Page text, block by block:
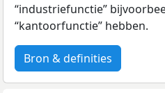
“industriefunctie”
“kantoorfunctie” hebben.
Bron & definities